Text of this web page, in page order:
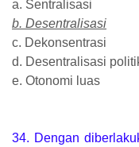
a. Sentralisasi
b. Desentralisasi
c. Dekonsentrasi
d. Desentralisasi
e. Otonomi luas
34. Dengan